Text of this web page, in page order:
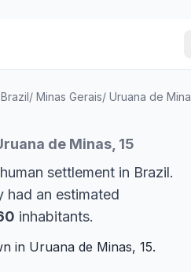
Brazil/ Minas Gerais/ Uruana de
de Minas, 15
settlement in Brazil.
an estimated
inhabitants.
in Uruana de Minas, 15.